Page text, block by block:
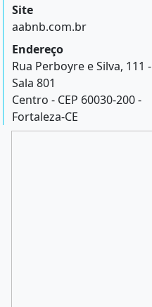
Site
aabnb.com.br
Endereço
Rua Perboyre e Silva, 111 -
Sala 801
Centro - CEP 60030-200 -
Fortaleza-CE